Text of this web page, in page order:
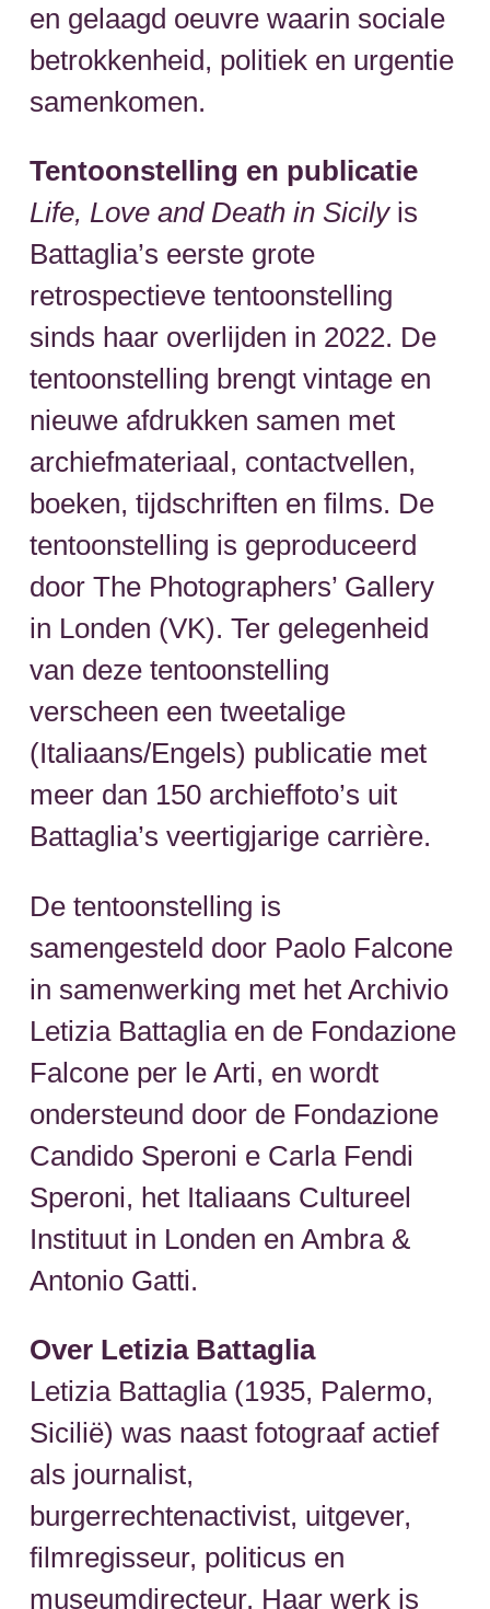
en gelaagd oeuvre waarin sociale
betrokkenheid, politiek en urgentie
samenkomen.
Tentoonstelling en publicatie
Life, Love and Death in Sicilyis
Battaglia’s eerste grote
retrospectieve tentoonstelling
sinds haar overlijden in 2022. De
tentoonstelling brengt vintage en
nieuwe afdrukken samen met
archiefmateriaal, contactvellen,
boeken, tijdschriften en films. De
tentoonstelling is geproduceerd
door The Photographers’ Gallery
in Londen (VK). Ter gelegenheid
van deze tentoonstelling
verscheen een tweetalige
(Italiaans/Engels) publicatie met
meer dan 150 archieffoto’s uit
Battaglia’s veertigjarige carrière.
De tentoonstelling is
samengesteld door Paolo Falcone
in samenwerking met het Archivio
Letizia Battaglia en de Fondazione
Falcone per le Arti, en wordt
ondersteund door de Fondazione
Candido Speroni e Carla Fendi
Speroni, het Italiaans Cultureel
Instituut in Londen en Ambra &
Antonio Gatti.
Over Letizia Battaglia
Letizia Battaglia (1935, Palermo,
Sicilië) was naast fotograaf actief
als journalist,
burgerrechtenactivist, uitgever,
filmregisseur, politicus en
museumdirecteur. Haar werk is